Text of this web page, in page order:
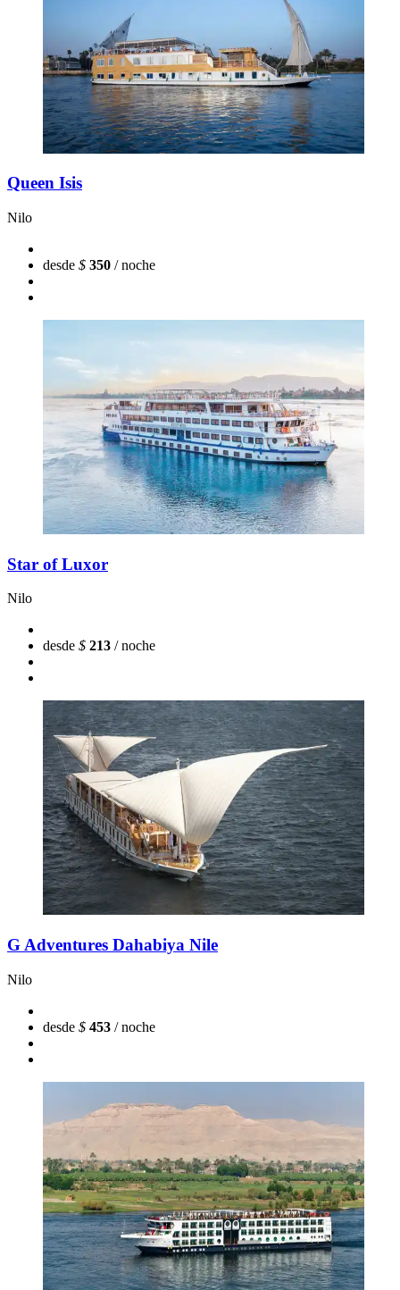
Queen Isis
Nilo
desde $ 350 / noche
Star of Luxor
Nilo
desde $ 213 / noche
G Adventures Dahabiya Nile
Nilo
desde $ 453 / noche